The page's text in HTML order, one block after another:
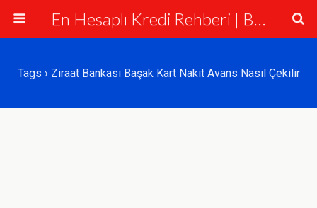
En Hesaplı Kredi Rehberi | Bankalar ve Krediler
Tags › Ziraat Bankası Başak Kart Nakit Avans Nasıl Çekilir